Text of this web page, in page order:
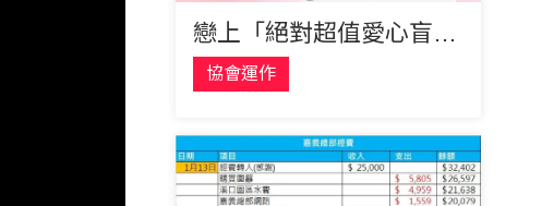
戀上「絕對超值愛心盲包禮盒」
協會運作